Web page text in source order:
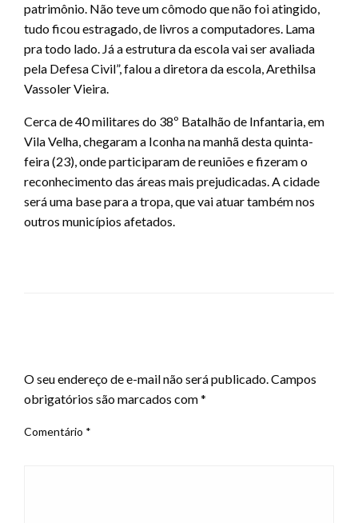
patrimônio. Não teve um cômodo que não foi atingido,
tudo ficou estragado, de livros a computadores. Lama
pra todo lado. Já a estrutura da escola vai ser avaliada
pela Defesa Civil”, falou a diretora da escola, Arethilsa
Vassoler Vieira.
Cerca de 40 militares do 38º Batalhão de Infantaria, em
Vila Velha, chegaram a Iconha na manhã desta quinta-
feira (23), onde participaram de reuniões e fizeram o
reconhecimento das áreas mais prejudicadas. A cidade
será uma base para a tropa, que vai atuar também nos
outros municípios afetados.
O seu endereço de e-mail não será publicado.Campos
obrigatórios são marcados com*
Comentário *